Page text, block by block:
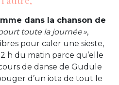
dans la chanson de
toute la journée »,
pour caler une sieste,
h du matin parce qu’elle
de danse de Gudule
d’un iota de tout le